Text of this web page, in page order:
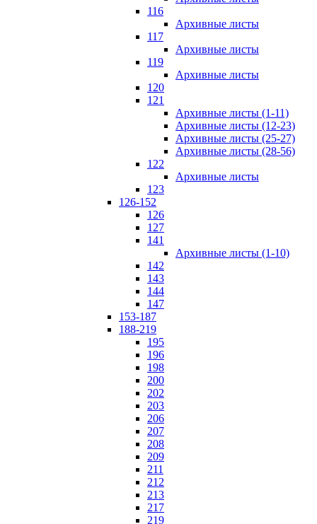
116
Архивные листы
117
Архивные листы
119
Архивные листы
120
121
Архивные листы (1-11)
Архивные листы (12-23)
Архивные листы (25-27)
Архивные листы (28-56)
122
Архивные листы
123
126-152
126
127
141
Архивные листы (1-10)
142
143
144
147
153-187
188-219
195
196
198
200
202
203
206
207
208
209
211
212
213
217
219